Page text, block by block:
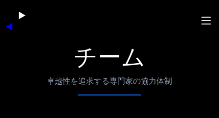
チーム
卓越性を追求する専門家の協力体制